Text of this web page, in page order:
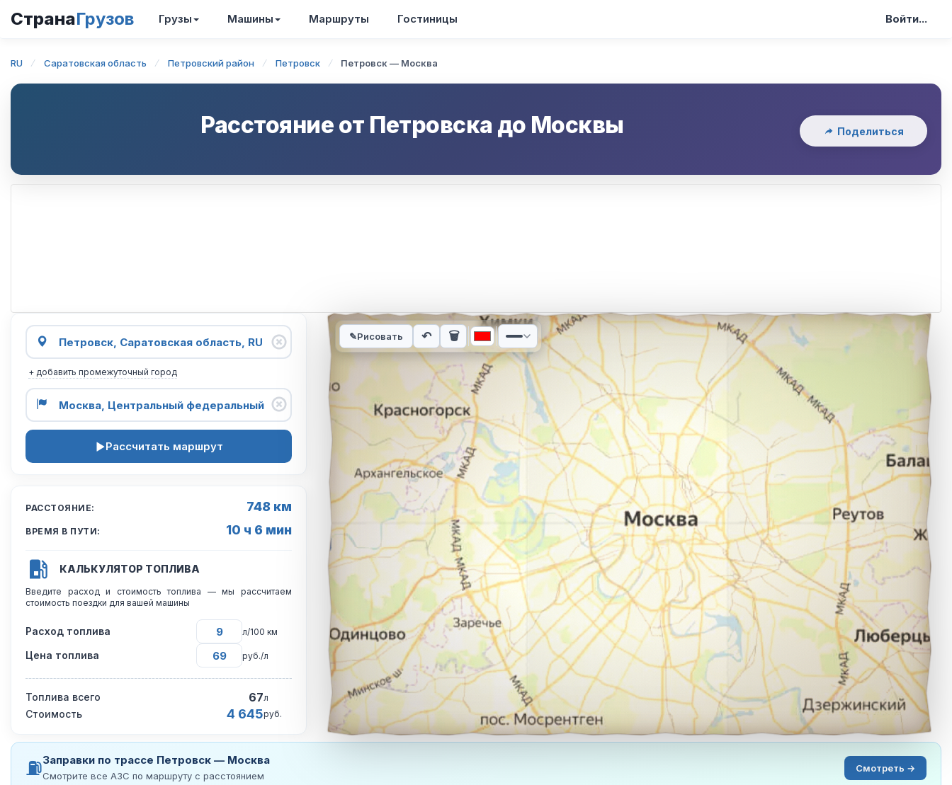
СтранаГрузов Грузы Машины Маршруты Гостиницы Войти...
RU Саратовская область Петровский район Петровск Петровск — Москва
Расстояние от Петровска до Москвы Поделиться
+ добавить промежуточный город
Рассчитать маршрут
РАССТОЯНИЕ: 748 км
ВРЕМЯ В ПУТИ: 10 ч 6 мин
КАЛЬКУЛЯТОР ТОПЛИВА
Введите расход и стоимость топлива — мы рассчитаем
стоимость поездки для вашей машины
Расход топлива л/100 км
Цена топлива руб./л
Топлива всего 67л
Стоимость 4 645руб.
Интерактивная карта автомобильного маршрута из города Петровск в город Москва.
✎Рисовать ↶ 🗑
⛽Заправки по трассе Петровск — Москва
Смотрите все АЗС по маршруту с расстоянием
Смотреть →